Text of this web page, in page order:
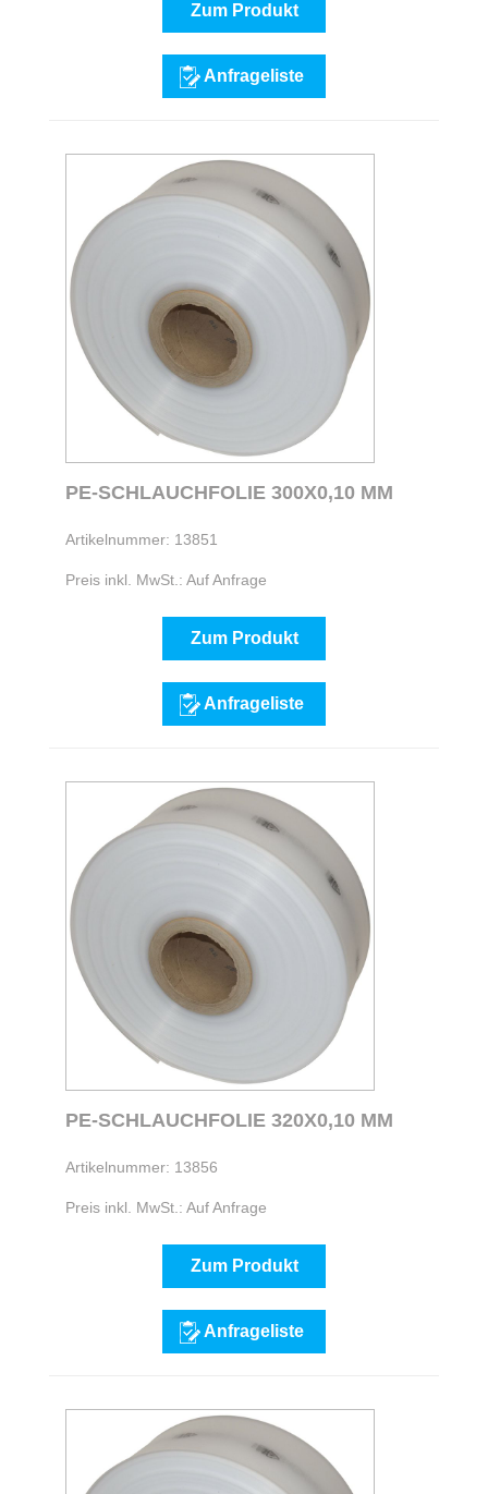
Zum Produkt
Anfrageliste
PE-SCHLAUCHFOLIE 300X0,10 MM
Artikelnummer: 13851
Preis inkl. MwSt.: Auf Anfrage
Zum Produkt
Anfrageliste
PE-SCHLAUCHFOLIE 320X0,10 MM
Artikelnummer: 13856
Preis inkl. MwSt.: Auf Anfrage
Zum Produkt
Anfrageliste